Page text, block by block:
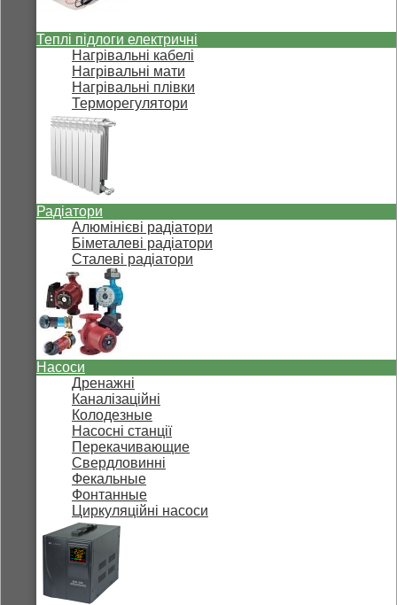
Теплі підлоги електричні
Нагрівальні кабелі
Нагрівальні мати
Нагрівальні плівки
Терморегулятори
Радіатори
Алюмінієві радіатори
Біметалеві радіатори
Сталеві радіатори
Насоси
Дренажні
Каналізаційні
Колодезные
Насосні станції
Перекачивающие
Свердловинні
Фекальные
Фонтанные
Циркуляційні насоси